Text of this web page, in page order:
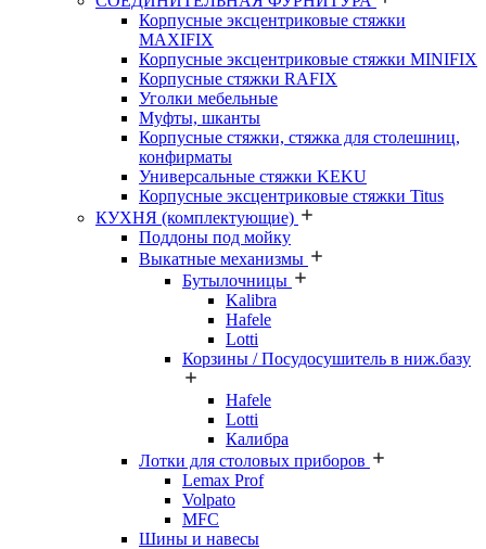
Корпусные эксцентриковые стяжки
MAXIFIX
Корпусные эксцентриковые стяжки MINIFIX
Корпусные стяжки RAFIX
Уголки мебельные
Муфты, шканты
Корпусные стяжки, стяжка для столешниц,
конфирматы
Универсальные стяжки KEKU
Корпусные эксцентриковые стяжки Titus
КУХНЯ (комплектующие)
Поддоны под мойку
Выкатные механизмы
Бутылочницы
Kalibra
Hafele
Lotti
Корзины / Посудосушитель в ниж.базу
Hafele
Lotti
Калибра
Лотки для столовых приборов
Lemax Prof
Volpato
MFC
Шины и навесы